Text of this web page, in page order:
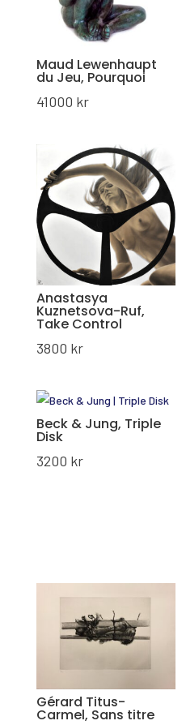
Maud Lewenhaupt
du Jeu, Pourquoi
41000 kr
Anastasya
Kuznetsova-Ruf,
Take Control
3800 kr
Beck & Jung, Triple
Disk
3200 kr
Gérard Titus-
Carmel, Sans titre